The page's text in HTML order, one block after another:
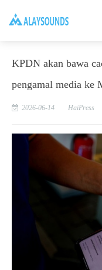
KPDN akan bawa
pengamal media ke
2026-06-14 HaiPress